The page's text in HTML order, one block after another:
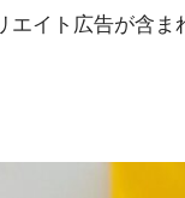
エイト広告が含